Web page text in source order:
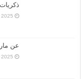
2025 ديسمبر 03
عن
2025 يوليو 07